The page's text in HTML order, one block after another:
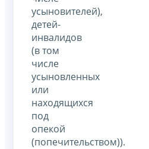
усыновителей),
детей-
инвалидов
(в том
числе
усыновленных
или
находящихся
под
опекой
(попечительством)).